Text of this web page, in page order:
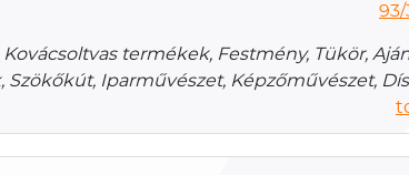
93/
termékek, Festmény, Tükör,
Szökőkút, Iparművészet, Képzőművészet,